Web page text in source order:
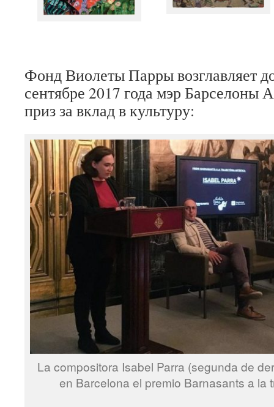
Фонд Виолеты Парры возглавляет
сентябре 2017 года мэр Барселоны
приз за вклад в культуру:
La compositora Isabel Parra (segunda de
en Barcelona el premio Barnasants a la